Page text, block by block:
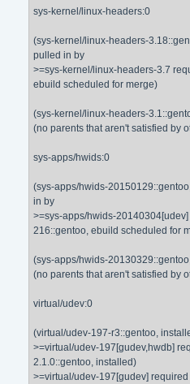
sys-kernel/linux-headers:0
(sys-kernel/linux-headers-
pulled in by
>=sys-kernel/linux-headers-3.7
ebuild scheduled for merge)
(sys-kernel/linux-headers-
(no parents that aren't satisfied by
sys-apps/hwids:0
(sys-apps/hwids-
in by
>=sys-apps/hwids-
216::gentoo, ebuild scheduled for
(sys-apps/hwids-
(no parents that aren't satisfied by
virtual/udev:0
(virtual/udev-197-r3::gentoo,
>=virtual/udev-197[gudev,hwdb]
2.1.0::gentoo, installed)
>=virtual/udev-197[gudev]